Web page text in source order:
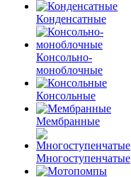
Конденсатные
Консольно-
моноблочные
Консольные
Мембранные
Многоступенчатые